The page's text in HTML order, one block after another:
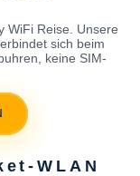
WiFi Reise. Unsere
sich beim
keine SIM-
WLAN